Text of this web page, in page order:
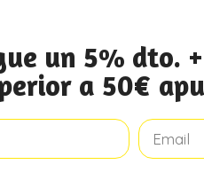
un 5% dto.
a 50€